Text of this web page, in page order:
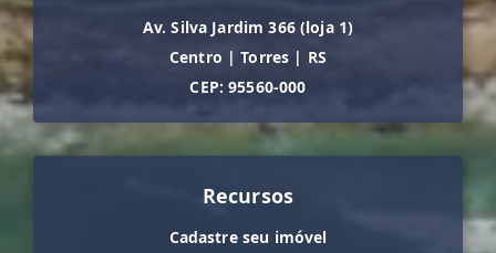
Av. Silva Jardim 366 (loja 1)
Centro | Torres | RS
CEP: 95560-000
Recursos
Cadastre seu imóvel